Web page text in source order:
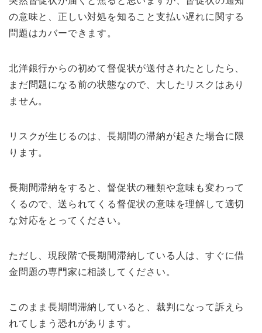
の意味と、正しい対処を知ること支払い遅れに関する
問題はカバーできます。
北洋銀行からの初めて督促状が送付されたとしたら、
まだ問題になる前の状態なので、大したリスクはあり
ません。
リスクが生じるのは、長期間の滞納が起きた場合に限
ります。
長期間滞納をすると、督促状の種類や意味も変わって
くるので、送られてくる督促状の意味を理解して適切
な対応をとってください。
ただし、現段階で長期間滞納している人は、すぐに借
金問題の専門家に相談してください。
このまま長期間滞納していると、裁判になって訴えら
れてしまう恐れがあります。